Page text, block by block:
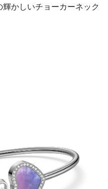
かしいチョーカーネック